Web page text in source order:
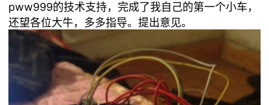
pww999的技术支持，完成了我自己的第一个小车，
还望各位大牛，多多指导。提出意见。